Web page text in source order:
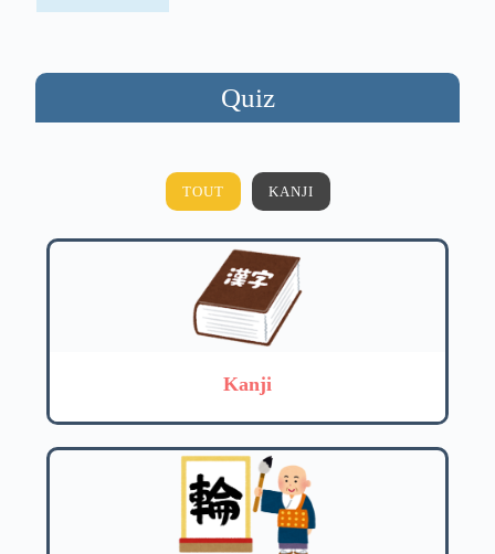
Quiz
TOUT KANJI
Kanji